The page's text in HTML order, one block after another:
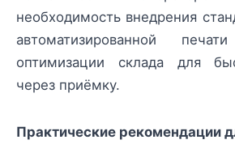
необходимость внедрения
автоматизированной
оптимизации склада для
через приёмку.
Практические рекомендации